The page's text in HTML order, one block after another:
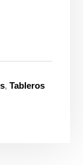
,Tableros